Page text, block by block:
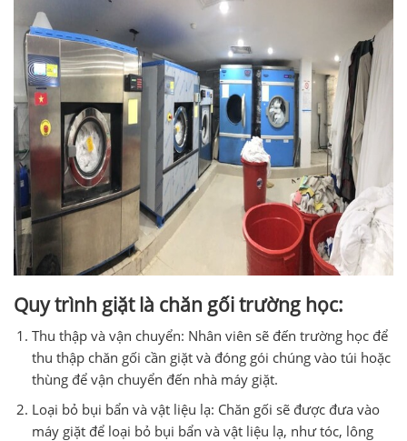
Quy trình giặt là chăn gối trường học:
Thu thập và vận chuyển: Nhân viên sẽ đến trường học để
thu thập chăn gối cần giặt và đóng gói chúng vào túi hoặc
thùng để vận chuyển đến nhà máy giặt.
Loại bỏ bụi bẩn và vật liệu lạ: Chăn gối sẽ được đưa vào
máy giặt để loại bỏ bụi bẩn và vật liệu lạ, như tóc, lông